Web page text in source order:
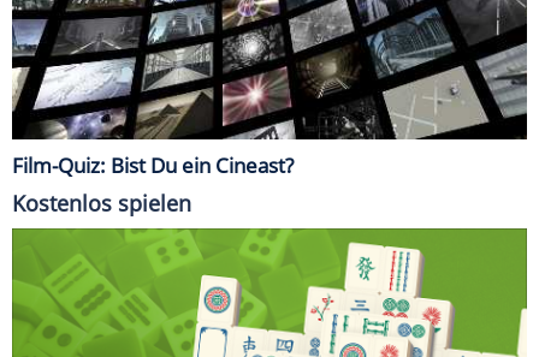
Film-Quiz: Bist Du ein Cineast?
Kostenlos spielen